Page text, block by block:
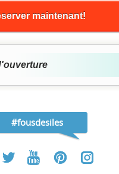
maintenant!
#fousdesiles